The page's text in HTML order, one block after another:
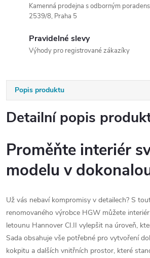
Kamenná prodejna s odborným
2539/8, Praha 5
Pravidelné slevy
Výhody pro registrované zákazíky
Popis produktu
Detailní popis
Proměňte interiér
modelu v
Už vás nebaví kompromisy v detailech? S
renomovaného výrobce HGW můžete
letounu Hannover CI.II vylepšit na úroveň,
Sada obsahuje vše potřebné pro vytvoření
kokpitu a dalších vnitřních prostor, které